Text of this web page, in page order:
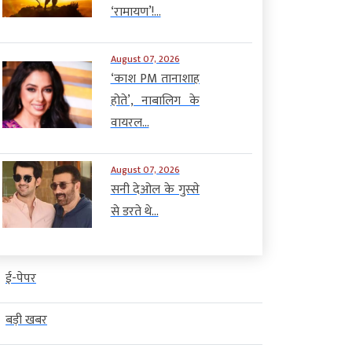
‘रामायण’!...
August 07, 2026
‘काश PM तानाशाह
होते’, नाबालिग के
वायरल...
August 07, 2026
सनी देओल के गुस्से
से डरते थे...
ई-पेपर
बड़ी खबर